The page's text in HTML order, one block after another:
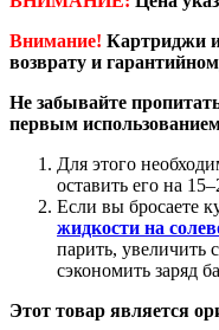
Внимание! Картриджи и
возврату и
Не забывайте
первым
Для этого
оставить его на
Если вы бросаете
жидкости на
парить, увеличить
сэкономить заряд
Этот товар является